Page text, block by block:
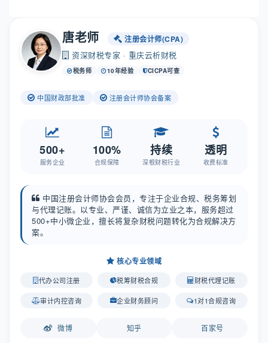
唐老师 注册会计师(CPA)
资深财税专家 · 重庆云析财税
税务师 10年经验 CICPA可查
中国财政部批准 注册会计师协会备案
500+
服务企业
100%
合规保障
持续
深根财税行业
透明
收费标准
中国注册会计师协会会员，专注于企业合规、税务筹划
与代理记账。以专业、严谨、诚信为立业之本，服务超过
500+中小微企业，擅长将复杂财税问题转化为合规解决方
案。
核心专业领域
代办公司注册 税筹财税合规 财税代理记账
审计内控咨询 企业财务顾问 1对1合规咨询
微博 知乎 百家号